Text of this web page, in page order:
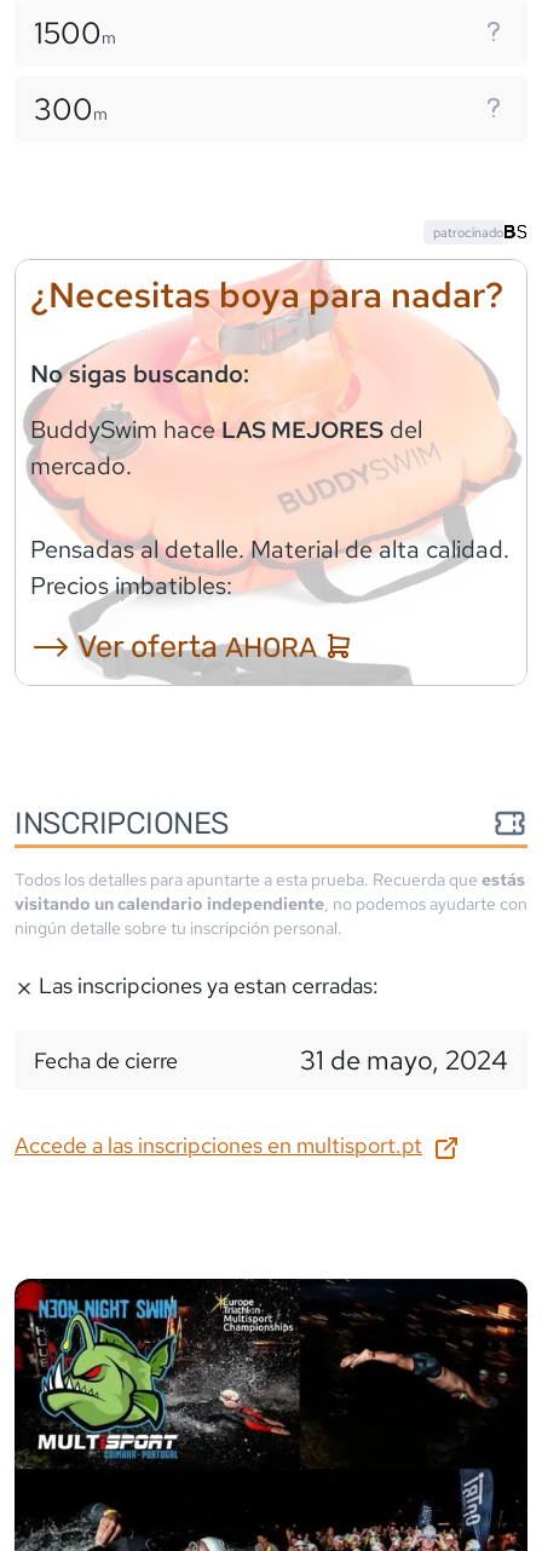
1500m
300m
¿Necesitas boya para nadar?
No sigas buscando:
BuddySwim haceLAS MEJORES del
mercado.
Pensadas al detalle. Material de alta calidad.
Precios imbatibles:
⟶ Ver ofertaAHORA
patrocinado
INSCRIPCIONES
Todos los detalles para apuntarte a esta prueba. Recuerda que estás
visitando un calendario independiente, no podemos ayudarte con
ningún detalle sobre tu inscripción personal.
Las inscripciones ya estan cerradas:
Fecha de cierre 31 de mayo, 2024
Accede a las inscripciones en multisport.pt